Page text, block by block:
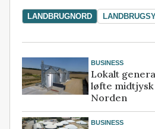
LANDBRUGNORD
BUSINESS
Lokalt
løfte
Norden
BUSINESS